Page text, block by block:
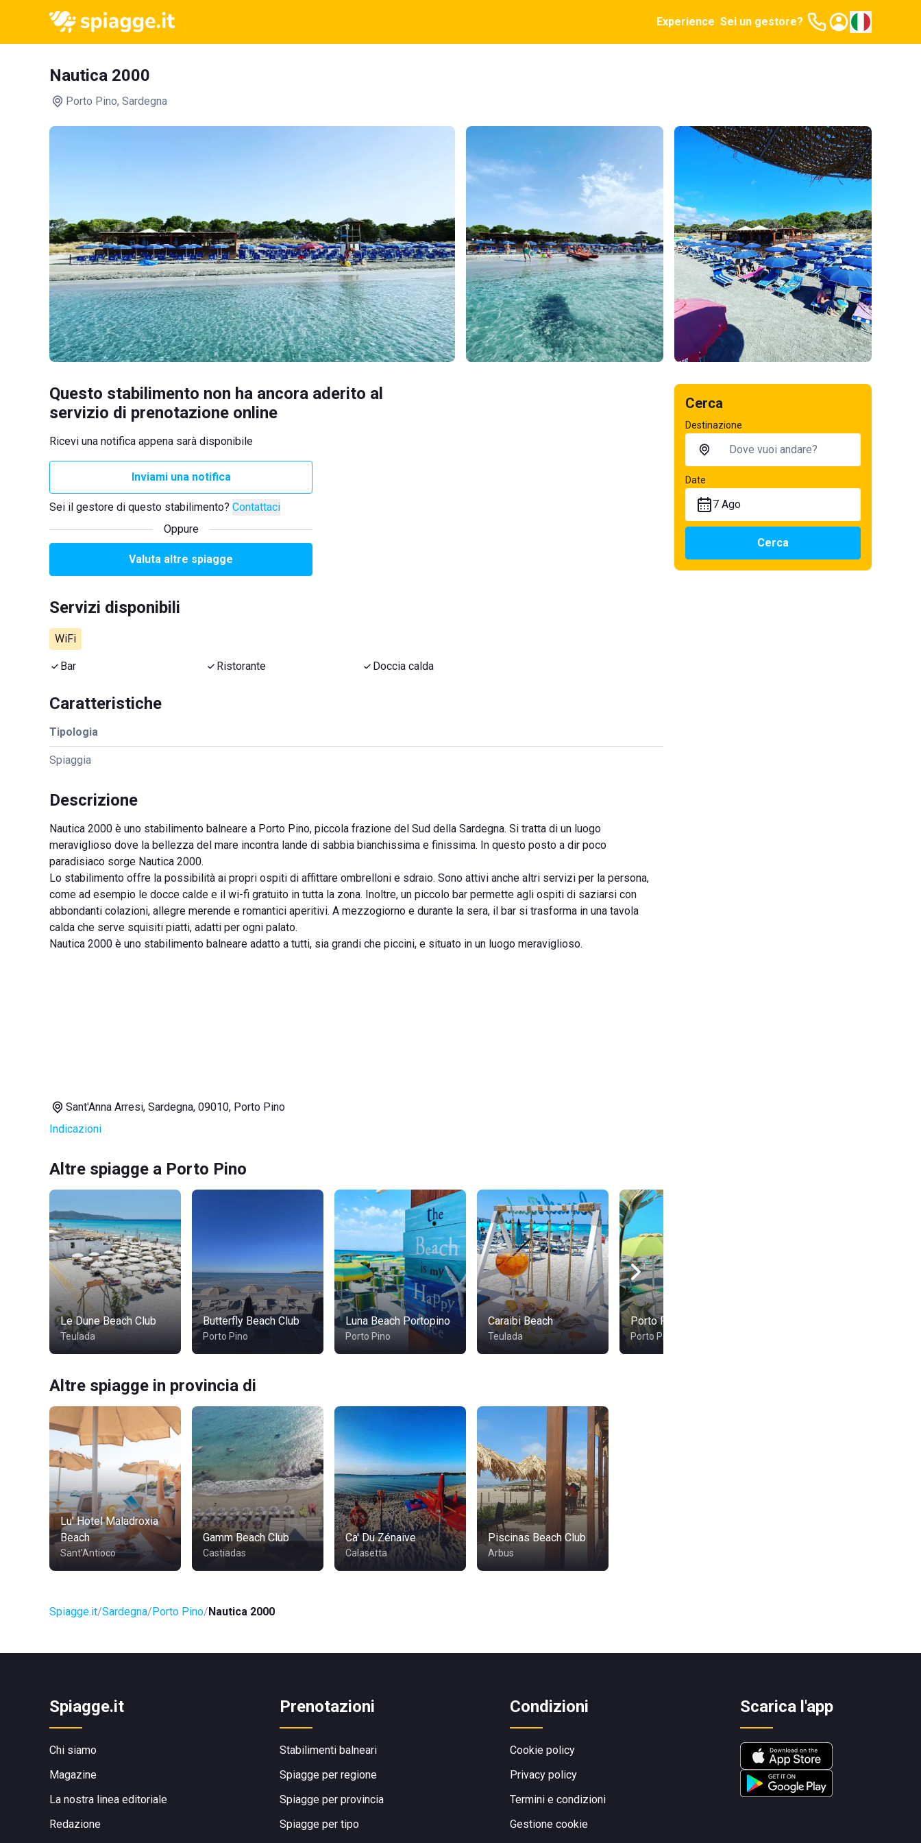
Experience Sei un gestore?
Nautica 2000
Porto Pino, Sardegna
Questo stabilimento non ha ancora aderito al
servizio di prenotazione online
Ricevi una notifica appena sarà disponibile
Inviami una notifica
Sei il gestore di questo stabilimento? Contattaci
Oppure
Valuta altre spiagge
Servizi disponibili
WiFi
Bar Ristorante Doccia calda
Caratteristiche
Tipologia
Spiaggia
Descrizione
Nautica 2000 è uno stabilimento balneare a Porto Pino, piccola frazione del Sud della Sardegna. Si tratta di un luogo
meraviglioso dove la bellezza del mare incontra lande di sabbia bianchissima e finissima. In questo posto a dir poco
paradisiaco sorge Nautica 2000.
Lo stabilimento offre la possibilità ai propri ospiti di affittare ombrelloni e sdraio. Sono attivi anche altri servizi per la persona,
come ad esempio le docce calde e il wi-fi gratuito in tutta la zona. Inoltre, un piccolo bar permette agli ospiti di saziarsi con
abbondanti colazioni, allegre merende e romantici aperitivi. A mezzogiorno e durante la sera, il bar si trasforma in una tavola
calda che serve squisiti piatti, adatti per ogni palato.
Nautica 2000 è uno stabilimento balneare adatto a tutti, sia grandi che piccini, e situato in un luogo meraviglioso.
Sant'Anna Arresi, Sardegna, 09010, Porto Pino
Indicazioni
Altre spiagge a Porto Pino
Le Dune Beach Club
Teulada
Butterfly Beach Club
Porto Pino
Luna Beach Portopino
Porto Pino
Caraibi Beach
Teulada
Porto Pino Beach Club
Porto Pino
Altre spiagge in provincia di
Lu' Hotel Maladroxia
Beach
Sant'Antioco
Gamm Beach Club
Castiadas
Ca' Du Zénaive
Calasetta
Piscinas Beach Club
Arbus
Spiagge.it Sardegna Porto Pino Nautica 2000
Cerca
Destinazione
Date
7 Ago
Cerca
Spiagge.it
Chi siamo
Magazine
La nostra linea editoriale
Redazione
Prenotazioni
Stabilimenti balneari
Spiagge per regione
Spiagge per provincia
Spiagge per tipo
Condizioni
Cookie policy
Privacy policy
Termini e condizioni
Gestione cookie
Scarica l'app